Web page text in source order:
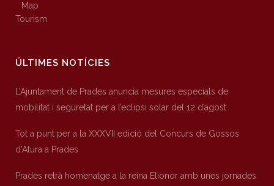
Map
Tourism
ÚLTIMES NOTÍCIES
L’Ajuntament de Prades anuncia mesures especials de
mobilitat i seguretat per a l’eclipsi solar del 12 d’agost
Tot a punt per a la XXXVII edició del Concurs de Gossos
d’Atura a Prades
Prades retrà homenatge a la reina Elionor amb unes jornades